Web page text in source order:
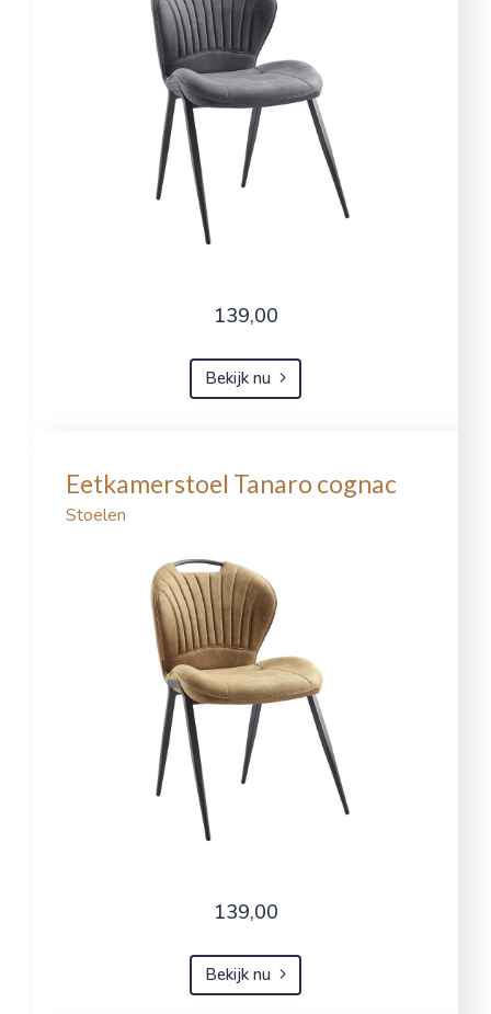
139,00
Bekijk nu
Eetkamerstoel Tanaro cognac
Stoelen
139,00
Bekijk nu